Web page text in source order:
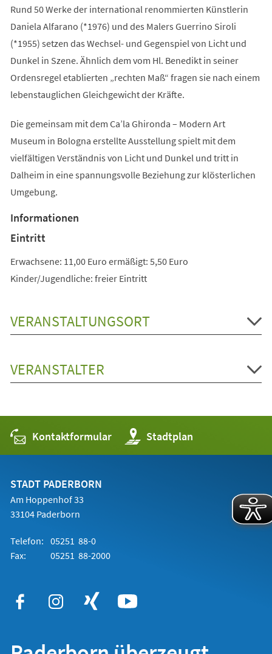
Rund 50 Werke der international renommierten Künstlerin
Daniela Alfarano (*1976) und des Malers Guerrino Siroli
(*1955) setzen das Wechsel- und Gegenspiel von Licht und
Dunkel in Szene. Ähnlich dem vom Hl. Benedikt in seiner
Ordensregel etablierten „rechten Maß“ fragen sie nach einem
lebenstauglichen Gleichgewicht der Kräfte.
Die gemeinsam mit dem Ca’la Ghironda – Modern Art
Museum in Bologna erstellte Ausstellung spielt mit dem
vielfältigen Verständnis von Licht und Dunkel und tritt in
Dalheim in eine spannungsvolle Beziehung zur klösterlichen
Umgebung.
Informationen
Eintritt
Erwachsene: 11,00 Euro ermäßigt: 5,50 Euro
Kinder/Jugendliche: freier Eintritt
VERANSTALTUNGSORT
VERANSTALTER
Kontaktformular Stadtplan
(Öffnet
in
einem
STADT PADERBORN
Am Hoppenhof 33
33104 Paderborn
Telefon: 05251 88-0
Fax:
05251 88-2000